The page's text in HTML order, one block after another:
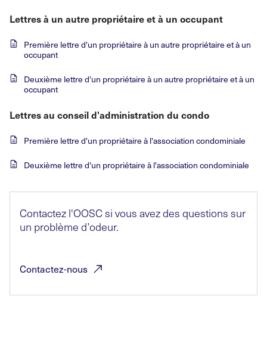
Lettres à un autre propriétaire et à un occupant
Première lettre d'un propriétaire à un autre propriétaire et à un
occupant
Deuxième lettre d'un propriétaire à un autre propriétaire et à un
occupant
Lettres au conseil d'administration du condo
Première lettre d'un propriétaire à l'association condominiale
Deuxième lettre d'un propriétaire à l'association condominiale
Contactez l'OOSC si vous avez des questions sur
un problème d’odeur.
Contactez-nous